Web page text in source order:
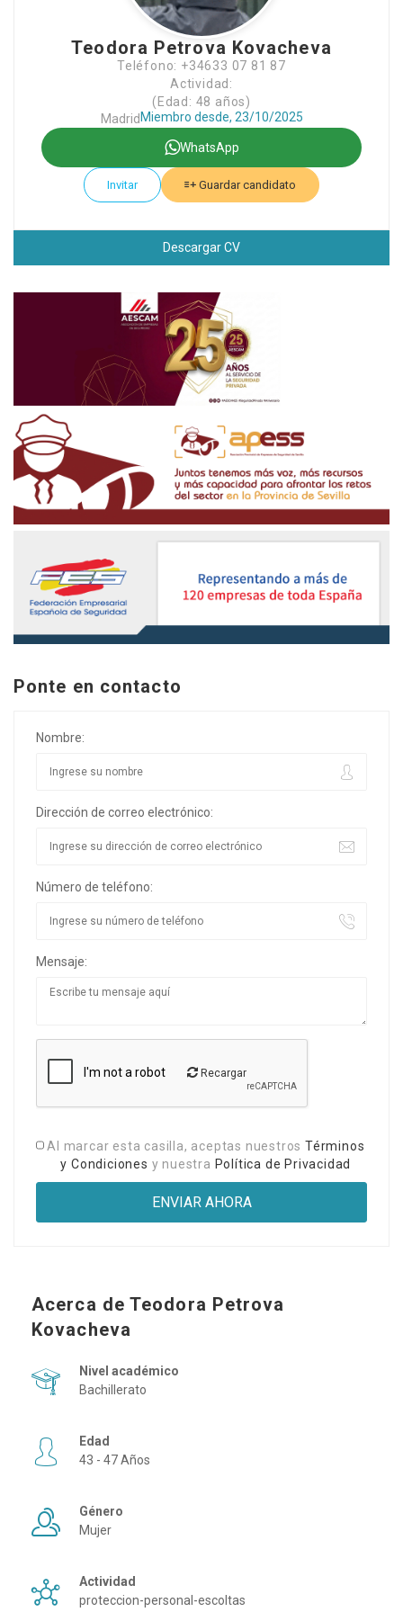
Teodora Petrova Kovacheva
Teléfono: +34633 07 81 87
Actividad:
(Edad: 48 años)
Madrid Miembro desde, 23/10/2025
WhatsApp
Invitar Guardar candidato
Descargar CV
Ponte en contacto
Nombre:
Dirección de correo electrónico:
Número de teléfono:
Mensaje:
Recargar
Al marcar esta casilla, aceptas nuestros Términos
y Condiciones y nuestra Política de Privacidad
Acerca de Teodora Petrova
Kovacheva
Nivel académico
Bachillerato
Edad
43 - 47 Años
Género
Mujer
Actividad
proteccion-personal-escoltas